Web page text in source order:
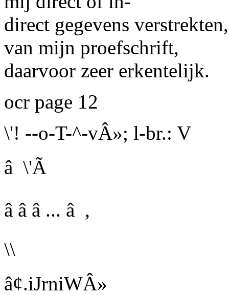
direct gegevens
van mijn proefschrift,
daarvoor zeer erkentelijk.
ocr page 12
\'! --o-T-^-vÂ»; l-br.: V
â \'Ã
â â â ... â ,
\\
â¢.iJrniWÂ»